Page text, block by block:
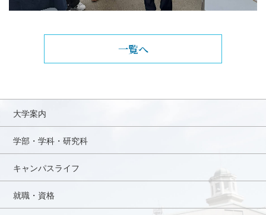
一覧へ
大学案内
学部・学科・研究科
キャンパスライフ
就職・資格